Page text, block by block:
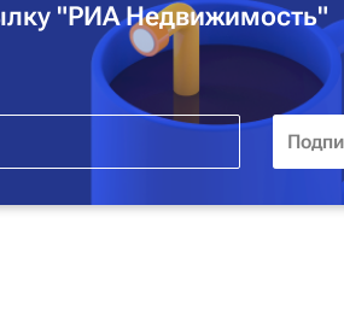
"РИА Недвижимость"